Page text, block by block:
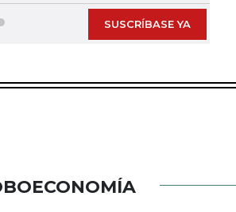
SUSCRÍBASE YA